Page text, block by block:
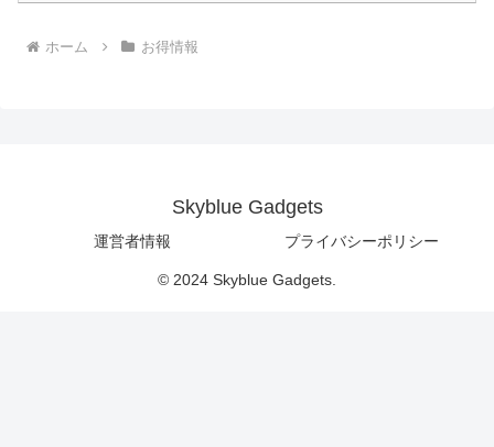
ホーム お得情報
Skyblue Gadgets
運営者情報 プライバシーポリシー
© 2024 Skyblue Gadgets.